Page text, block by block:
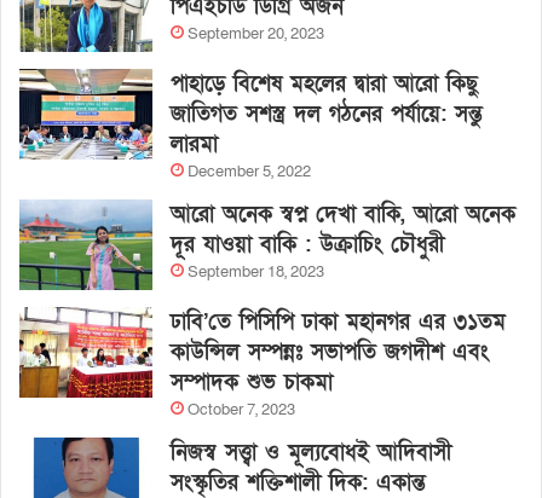
পিএইচডি ডিগ্রি অর্জন
September 20, 2023
পাহাড়ে বিশেষ মহলের দ্বারা আরো কিছু
জাতিগত সশস্ত্র দল গঠনের পর্যায়ে: সন্তু
লারমা
December 5, 2022
আরো অনেক স্বপ্ন দেখা বাকি, আরো অনেক
দূর যাওয়া বাকি : উক্রাচিং চৌধুরী
September 18, 2023
ঢাবি’তে পিসিপি ঢাকা মহানগর এর ৩১তম
কাউন্সিল সম্পন্নঃ সভাপতি জগদীশ এবং
সম্পাদক শুভ চাকমা
October 7, 2023
নিজস্ব সত্ত্বা ও মূল্যবোধই আদিবাসী
সংস্কৃতির শক্তিশালী দিক: একান্ত